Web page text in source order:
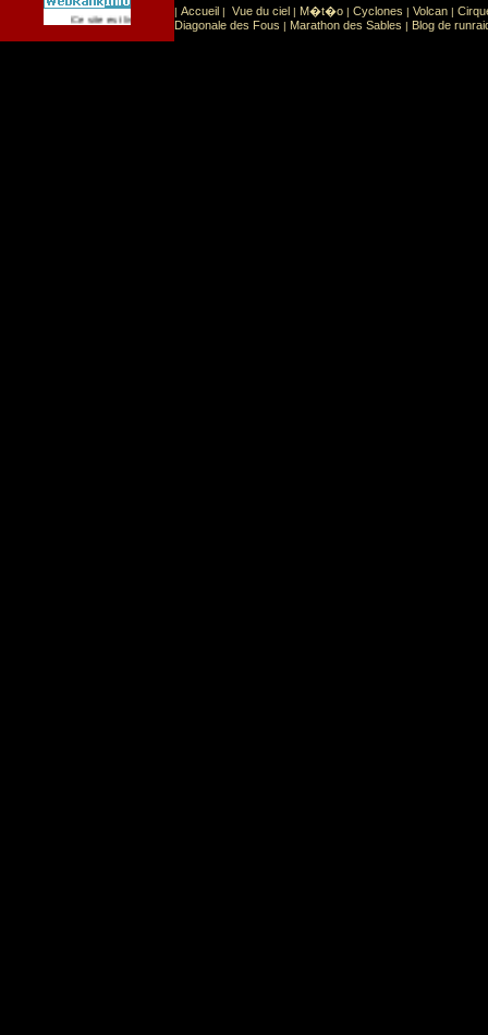
Ce site est list� dans la cat�gorie Sport Sports extr�mes
| Accueil | Vue du ciel | M�t�o | Cyclones | Volcan |
Diagonale des Fous | Marathon des Sables | Blog de